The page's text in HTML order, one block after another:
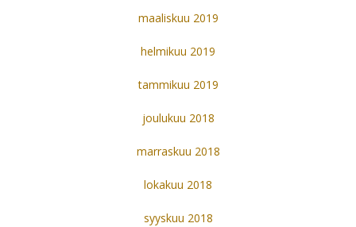
maaliskuu 2019
helmikuu 2019
tammikuu 2019
joulukuu 2018
marraskuu 2018
lokakuu 2018
syyskuu 2018